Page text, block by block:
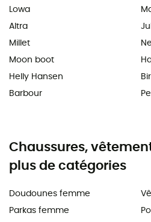
Lowa
Altra
Millet
Moon boot
Helly Hansen
Barbour
Chaussures,
plus de catégories
Doudounes femme
Parkas femme